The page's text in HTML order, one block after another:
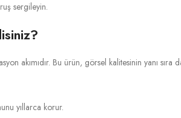
sergileyin.
akımıdır. Bu ürün, görsel kalitesinin yanı sıra
yıllarca korur.